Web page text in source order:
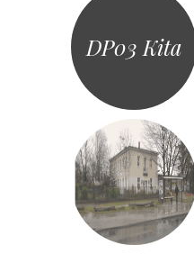
DP03 Kita